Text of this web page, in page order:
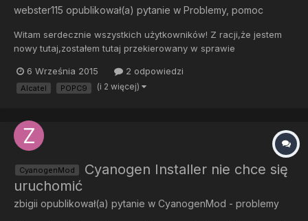
webster115 opublikował(a) pytanie w Problemy, pomoc
Witam serdecznie wszystkich użytkowników! Z racji,że jestem
nowy tutaj,zostałem tutaj przekierowany w sprawie
rok),no i słynie zainteresowaniem,lecz nikt nie stworzył jeszcze
tematu. Każdy telefon,który posiadałem (smartphone) ze
6 Września 2015 2 odpowiedzi
Alcatel POPC9 (i 2 więcej)
CyanogenMod
Cyanogen Installer nie chce się
uruchomić
zbigii opublikował(a) pytanie w CyanogenMod - problemy